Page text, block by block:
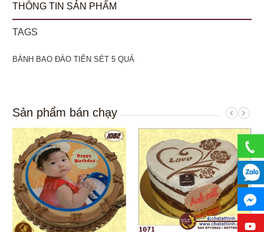
THÔNG TIN SẢN PHẨM
TAGS
BÁNH BAO ĐÀO TIÊN SÉT 5 QUẢ
Sản phẩm bán chạy